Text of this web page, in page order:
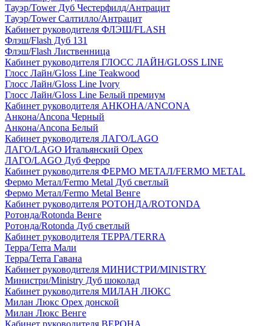
Тауэр/Tower Дуб Честерфилд/Антрацит
Тауэр/Tower Салтилло/Антрацит
Кабинет руководителя ФЛЭШ/FLASH
Флэш/Flash Дуб 131
Флэш/Flash Лиственница
Кабинет руководителя ГЛОСС ЛАЙН/GLOSS LINE
Глосс Лайн/Gloss Line Teakwood
Глосс Лайн/Gloss Line Ivory
Глосс Лайн/Gloss Line Белый премиум
Кабинет руководителя АНКОНА/ANCONA
Анкона/Ancona Черный
Анкона/Ancona Белый
Кабинет руководителя ЛАГО/LAGO
ЛАГО/LAGO Итальянский Орех
ЛАГО/LAGO Дуб Ферро
Кабинет руководителя ФЕРМО МЕТАЛ/FERMO METAL
Фермо Метал/Fermo Metal Дуб светлый
Фермо Метал/Fermo Metal Венге
Кабинет руководителя РОТОНДА/ROTONDA
Ротонда/Rotonda Венге
Ротонда/Rotonda Дуб светлый
Кабинет руководителя ТЕРРА/TERRA
Терра/Terra Мали
Терра/Terra Гавана
Кабинет руководителя МИНИСТРИ/MINISTRY
Министри/Ministry Дуб шоколад
Кабинет руководителя МИЛАН ЛЮКС
Милан Люкс Орех донской
Милан Люкс Венге
Кабинет руководителя ВЕРОНА